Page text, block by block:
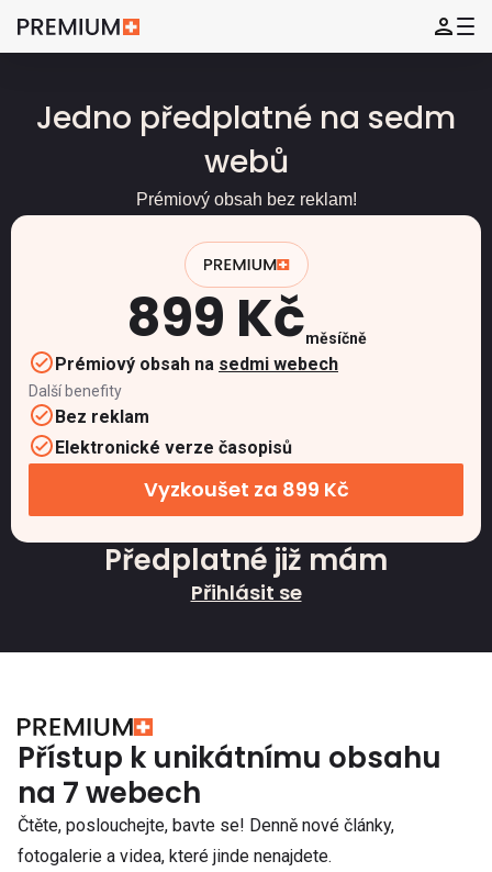
Jedno předplatné na sedm
webů
Prémiový obsah bez reklam!
899 Kčměsíčně
Prémiový obsah na sedmi webech
Další benefity
Bez reklam
Elektronické verze časopisů
Vyzkoušet za 899 Kč
Předplatné již mám
Přihlásit se
Přístup k unikátnímu obsahu
na 7 webech
Čtěte, poslouchejte, bavte se! Denně nové články,
fotogalerie a videa, které jinde nenajdete.